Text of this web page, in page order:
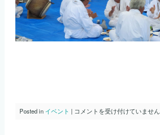
Posted in イベント | 田
コメントを受け付けていません